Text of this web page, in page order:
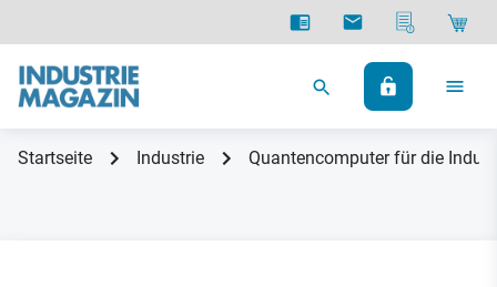
Startseite Industrie Quantencomputer für die